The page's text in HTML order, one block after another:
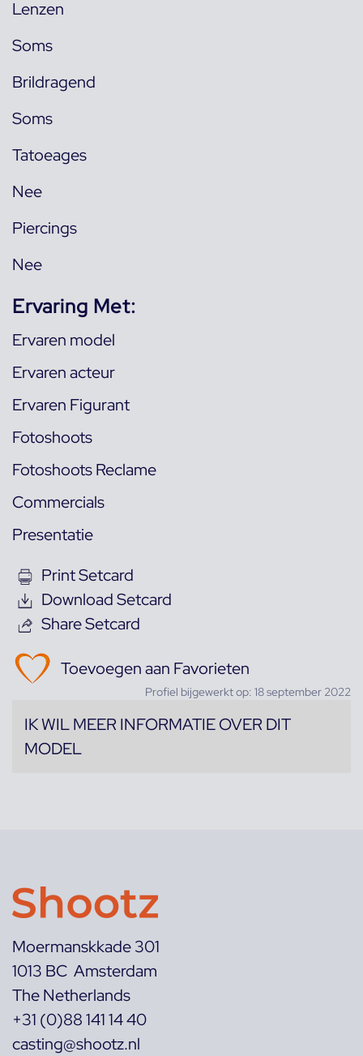
Lenzen
Soms
Brildragend
Soms
Tatoeages
Nee
Piercings
Nee
Ervaring Met:
Ervaren model
Ervaren acteur
Ervaren Figurant
Fotoshoots
Fotoshoots Reclame
Commercials
Presentatie
Print Setcard
Download Setcard
Share Setcard
Toevoegen aan Favorieten
Profiel bijgewerkt op: 18 september 2022
IK WIL MEER INFORMATIE OVER DIT
MODEL
Moermanskkade 301
1013 BC Amsterdam
The Netherlands
+31 (0)88 141 14 40
casting@shootz.nl